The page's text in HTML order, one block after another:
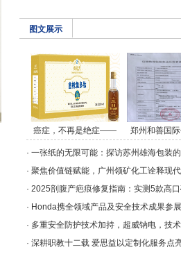
图文展示
癌症，不再是绝症—— 郑州和善国
· 一张纸的无限可能：探访苏州雄海包装的
· 聚焦价值链赋能，广州领矿化工诠释现
· 2025剖腹产疤痕修复指南：实测5款高
· Honda携全领域产品及安全技术成果参
· 多重安全防护技术加持，超威钠电，技
· 深耕职教十二载 爱思益以定制化服务点